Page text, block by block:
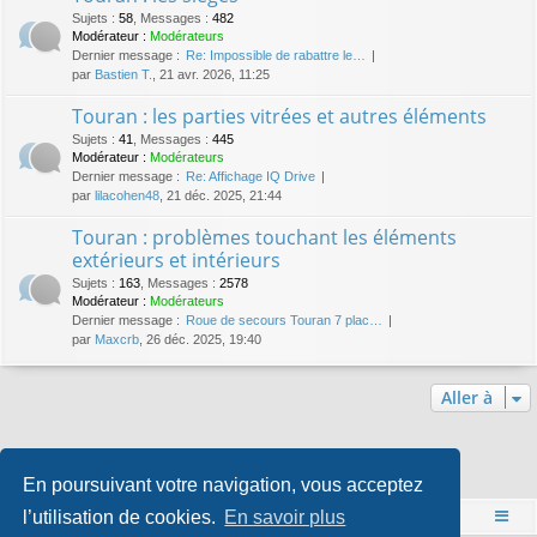
En poursuivant votre navigation, vous acceptez
l’utilisation de cookies. En savoir plus
Sujets : 58 Messages : 482
Modérateur : Modérateurs
Dernier message : Re: Impossible de rabattre le…
par Bastien T. , 21 avr. 2026, 11:25
Touran : les parties vitrées et autres éléments
Sujets : 41 Messages : 445
Modérateur : Modérateurs
Dernier message : Re: Affichage IQ Drive
par lilacohen48 , 21 déc. 2025, 21:44
Touran : problèmes touchant les éléments
extérieurs et intérieurs
Sujets : 163 Messages : 2578
Modérateur : Modérateurs
Dernier message : Roue de secours Touran 7 plac…
par Maxcrb , 26 déc. 2025, 19:40
Aller à
Qui est en ligne
Utilisateurs parcourant ce forum : Aucun utilisateur enregistré et 1 invité
Accueil Index du forum